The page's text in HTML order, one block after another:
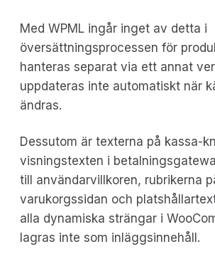
Med WPML ingår inget av detta i
översättningsprocessen för
hanteras separat via ett annat
uppdateras inte automatiskt när
ändras.
Dessutom är texterna på kassa-
visningstexten i
till användarvillkoren, rubrikerna
varukorgssidan och
alla dynamiska strängar i
lagras inte som inläggsinnehåll.